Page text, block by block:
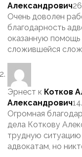
Александрович
Очень доволен
благодарность
оказанную помощь
сложившейся
Эрнест к Котков
Александрович
Огромная
дела Коткову
трудную
адвокатам, но